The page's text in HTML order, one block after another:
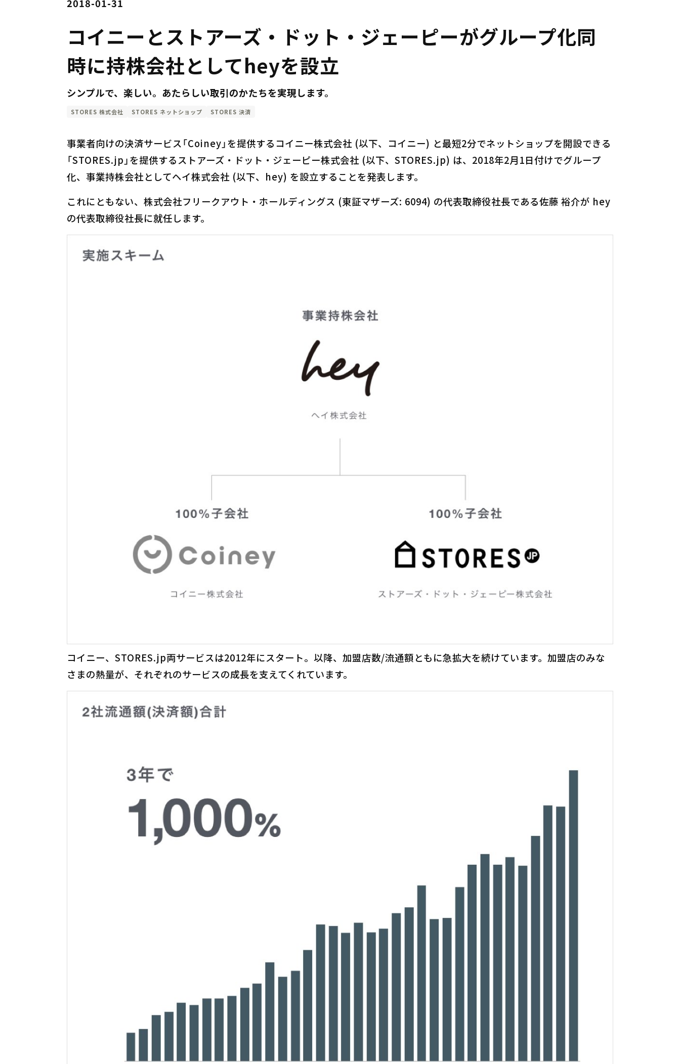
2018-01-31
コイニーとストアーズ・ドット・ジェーピーがグループ化同
時に持株会社としてheyを設立
シンプルで、楽しい。あたらしい取引のかたちを実現します。
STORES 株式会社 STORES ネットショップ STORES 決済
事業者向けの決済サービス「Coiney」を提供するコイニー株式会社 (以下、コイニー) と最短2分でネットショップを開設できる
「STORES.jp」を提供するストアーズ・ドット・ジェーピー株式会社 (以下、STORES.jp) は、2018年2月1日付けでグループ
化、事業持株会社としてヘイ株式会社 (以下、hey) を設立することを発表します。
これにともない、株式会社フリークアウト・ホールディングス (東証マザーズ: 6094) の代表取締役社長である佐藤 裕介が hey
の代表取締役社長に就任します。
コイニー、STORES.jp両サービスは2012年にスタート。以降、加盟店数/流通額ともに急拡大を続けています。加盟店のみな
さまの熱量が、それぞれのサービスの成長を支えてくれています。